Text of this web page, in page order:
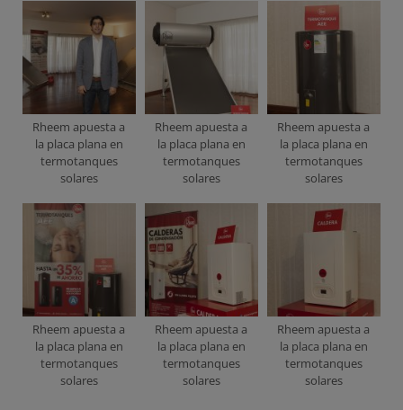
Rheem apuesta a
la placa plana en
termotanques
solares
Rheem apuesta a
la placa plana en
termotanques
solares
Rheem apuesta a
la placa plana en
termotanques
solares
Rheem apuesta a
la placa plana en
termotanques
solares
Rheem apuesta a
la placa plana en
termotanques
solares
Rheem apuesta a
la placa plana en
termotanques
solares